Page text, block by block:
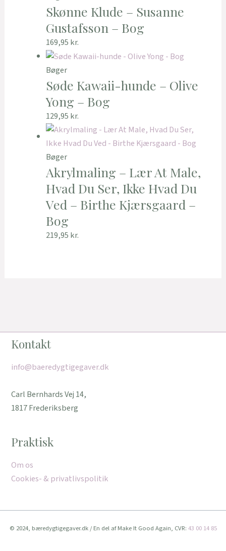
Skønne Klude – Susanne
Gustafsson – Bog
169,95 kr.
Bøger
Søde Kawaii-hunde – Olive
Yong – Bog
129,95 kr.
Bøger
Akrylmaling – Lær At Male,
Hvad Du Ser, Ikke Hvad Du
Ved – Birthe Kjærsgaard –
Bog
219,95 kr.
Kontakt
info@baeredygtigegaver.dk
Carl Bernhards Vej 14,
1817 Frederiksberg
Praktisk
Om os
Cookies- & privatlivspolitik
© 2024, bæredygtigegaver.dk / En del af Make It Good Again, CVR: 43 00 14 85